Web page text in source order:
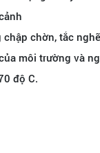
chờn, tắc
môi trường và
độ C.